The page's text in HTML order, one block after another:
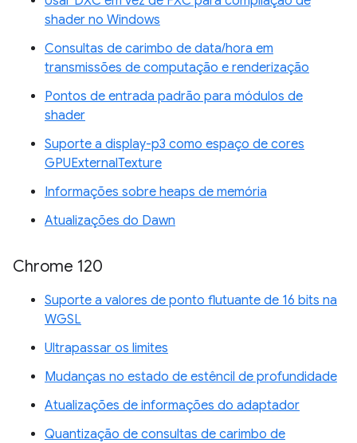
shader no Windows
Consultas de carimbo de data/hora em
transmissões de computação e renderização
Pontos de entrada padrão para módulos de
shader
Suporte a display-p3 como espaço de cores
GPUExternalTexture
Informações sobre heaps de memória
Atualizações do Dawn
Chrome 120
Suporte a valores de ponto flutuante de 16 bits na
WGSL
Ultrapassar os limites
Mudanças no estado de estêncil de profundidade
Atualizações de informações do adaptador
Quantização de consultas de carimbo de